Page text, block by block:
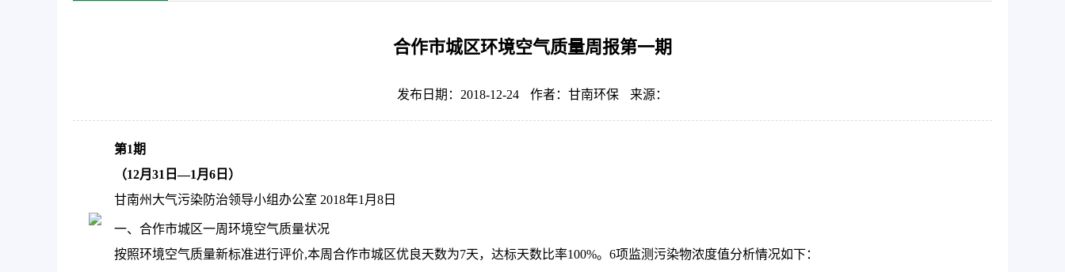
合作市城区环境空气质量周报第一期
发布日期：2018-12-24 作者：甘南环保 来源：
第1期
（12月 31 日—1 月 6 日）
甘南州大气污染防治领导小组办公室 2018年1月8日
一、合作市城区一周环境空气质量状况
按照环境空气质量新标准进行评价,本周合作市城区优良天数为7天，达标天数比率100%。6项监测污染物浓度值分析情况如下：